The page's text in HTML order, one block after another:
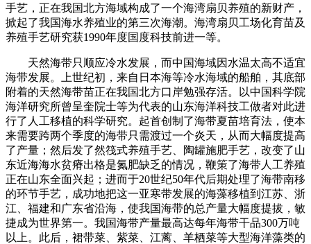
手艺，正在我国北方海域构成了一个海湾扇贝养殖的新财产，
掀起了我国海水养殖业的第三次海潮。海湾扇贝工场化育苗及
养殖手艺研究获1990年度国度科技前进一等。
天然海带只顺应冷水发展，而中国海域因水温太高不适宜
海带发展。上世纪初，来自日本海等冷水海域的船舶，其底部
附着的天然海带苗正在我国北方口岸勉强存活。以中国科学院
海洋研究所曾呈奎院士等为代表的山东海洋科技工做者对此进
行了人工移植的科学研究。起首创制了海带夏苗培育法，使本
来需要跨两个季度的海带只需渡过一个炎天，从而大幅度提高
了产量；然后发了然筏式养殖手艺、陶罐施肥手艺，改变了山
东近海海水贫瘠出格是氮肥缺乏的情况，鞭策了海带人工养殖
正在山东全面兴起；进而于20世纪50年代后期处理了海带南移
的环节手艺，成功地把这一亚寒带发展的海藻移植到江苏、浙
江、福建和广东省沿海，使我国海带的总产量大幅度提拔，敏
捷成为世界第一。我国海带产量最高达每年海带干品300万吨
以上。此后，裙带菜、紫菜、江蓠、羊栖菜等大型海洋藻类的